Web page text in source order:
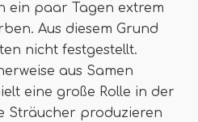
ein paar Tagen extrem
Aus diesem Grund
nicht festgestellt.
aus Samen
eine große Rolle in der
Sträucher produzieren